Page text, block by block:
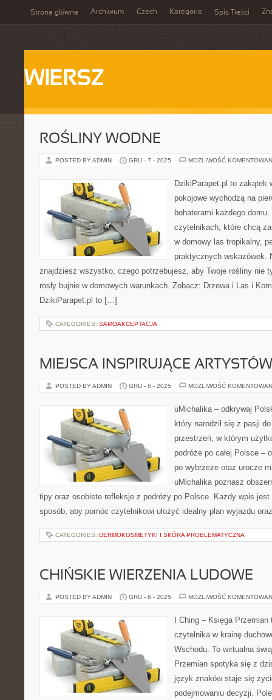
Strona główna Archiwum Czech Kategorie Spis Treści
WIERSZ
ROŚLINY WODNE
POSTED BY ADMIN GRU - 7 - 2025 MOŻLIWOŚĆ
DzikiParapet.pl to zakątek
pokojowe wychodzą na
bohaterami każdego
czytelnikach, które chcą
w domowy las tropikalny,
praktycznych wskazówek.
znajdziesz wszystko, czego potrzebujesz, aby Twoje rośliny nie
rosły bujnie w domowych warunkach. Zobacz: Drzewa i Las i
DzikiParapet.pl to […]
CATEGORIES: SAMOAKCEPTACJA
MIEJSCA INSPIRUJĄCE
POSTED BY ADMIN GRU - 6 - 2025 MOŻLIWOŚĆ
uMichalika – odkrywaj
który narodził się z pasji
przestrzeń, w którym
podróże po całej Polsce –
po wybrzeże oraz urocze
uMichalika poznasz
tipy oraz osobiste refleksje z podróży po Polsce. Każdy wpis
sposób, aby pomóc czytelnikowi ułożyć idealny plan wyjazdu
CATEGORIES: DERMOKOSMETYKI I SKÓRA PROBLEMATYCZNA
CHIŃSKIE WIERZENIA LUDOWE
POSTED BY ADMIN GRU - 6 - 2025 MOŻLIWOŚĆ
I Ching – Księga
czytelnika w krainę
Wschodu. To wirtualna
Przemian spotyka się z
język znaków staje się
podejmowaniu decyzji.